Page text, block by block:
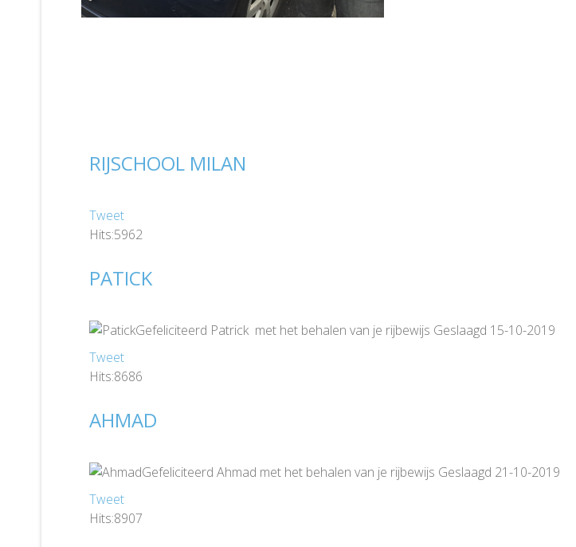
RIJSCHOOL MILAN
Tweet
Hits:5962
PATICK
Gefeliciteerd Patrick met het behalen van je rijbewijs Geslaagd 15-10-2019
Tweet
Hits:8686
AHMAD
Gefeliciteerd Ahmad met het behalen van je rijbewijs Geslaagd 21-10-2019
Tweet
Hits:8907